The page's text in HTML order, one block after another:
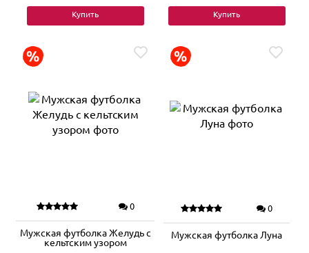
Купить Купить
0
Мужская футболка Желудь с
кельтским узором
0
Мужская футболка Луна